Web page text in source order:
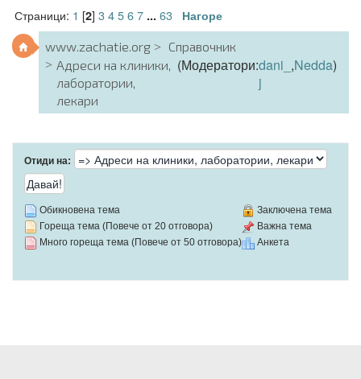
Страници: 1 [2] 34567 ... 63 Нагоре
www.zachatie.org
Справочник
Адреси на клиники,
лаборатории,
лекари
(Модератори:dani_
j
,Nedda)
Отиди на:
Обикновена тема
Гореща тема (Повече от 20 отговора)
Много гореща тема (Повече от 50 отговора)
Заключена тема
Важна тема
Анкета